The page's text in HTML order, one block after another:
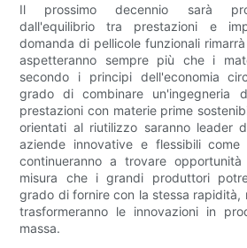
Il prossimo decennio sarà
dall'equilibrio tra prestazioni e
domanda di pellicole funzionali
aspetteranno sempre più che i
secondo i principi dell'economia
grado di combinare un'ingegneria
prestazioni con materie prime
orientati al riutilizzo saranno leader
aziende innovative e flessibili come
continueranno a trovare
misura che i grandi produttori
grado di fornire con la stessa rapidità,
trasformeranno le innovazioni in
massa.